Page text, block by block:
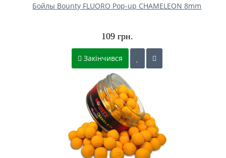
Бойлы Bounty FLUORO Pop-up CHAMELEON 8mm
109 грн.
Закінчився